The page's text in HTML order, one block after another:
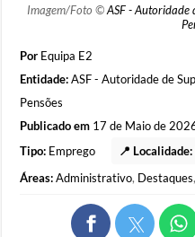
Imagem/Foto ©ASF - Autoridade
Por Equipa E2
Entidade:ASF - Autoridade de
Pensões
Publicado em 17 de Maio de
Tipo: Emprego 📍 Localidade:
Áreas: Administrativo, Destaques,